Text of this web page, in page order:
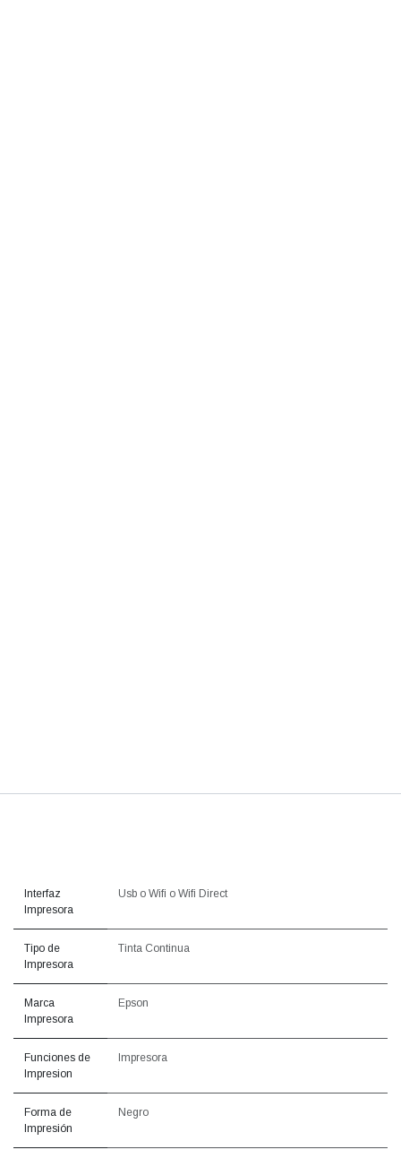
Interfaz
Impresora
Usb o Wifi o Wifi Direct
Tipo de
Impresora
Tinta Continua
Marca
Impresora
Epson
Funciones de
Impresion
Impresora
Forma de
Impresión
Negro